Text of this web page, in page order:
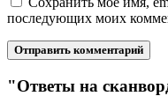
последующих моих
"Ответы на